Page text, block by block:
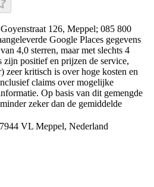
126, Meppel; 085 800
Google Places gegevens
4,0 sterren, maar met slechts 4
zijn positief en prijzen de service,
zeer kritisch is over hoge kosten en
claims over mogelijke
Op basis van dit gemengde
zeker dan de gemiddelde
VL Meppel, Nederland